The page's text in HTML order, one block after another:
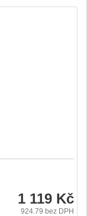
1 119 Kč
924.79 bez DPH